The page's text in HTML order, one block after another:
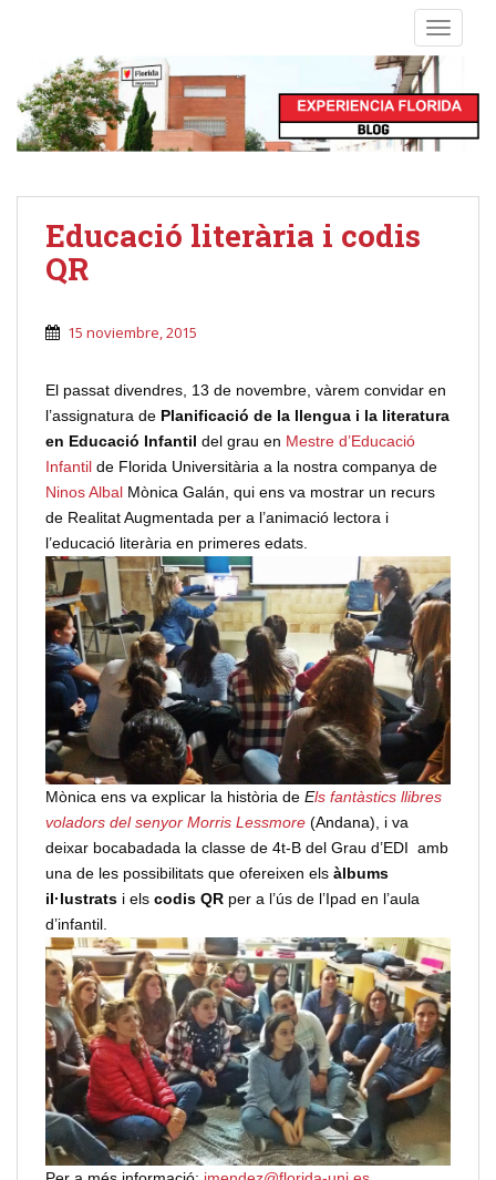
Educació literària i codis
QR
15 noviembre, 2015
El passat divendres, 13 de novembre, vàrem convidar en
l’assignatura de Planificació de la llengua i la literatura
en Educació Infantil del grau en Mestre d’Educació
Infantil de Florida Universitària a la nostra companya de
Ninos Albal Mònica Galán, qui ens va mostrar un recurs
de Realitat Augmentada per a l’animació lectora i
l’educació literària en primeres edats.
Mònica ens va explicar la història de Els fantàstics llibres
voladors del senyor Morris Lessmore (Andana), i va
deixar bocabadada la classe de 4t-B del Grau d’EDI amb
una de les possibilitats que ofereixen els àlbums
il·lustrats i els codis QR per a l’ús de l’Ipad en l’aula
d’infantil.